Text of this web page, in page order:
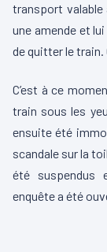
transport
une amende et
de quitter le train.
C’est à ce
train sous les
ensuite été
scandale sur la
été suspendus
enquête a été